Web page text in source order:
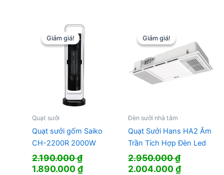
430.000 ₫.
Giảm giá!
Giảm giá!
Quạt sưởi
Quạt sưởi gốm Saiko
CH-2200R 2000W
2.190.000₫
Giá
1.890.000₫Giá
Giảm giá!
Giảm giá!
Đèn sưởi nhà tắm
Quạt Sưởi Hans HA2 Âm
Trần Tích Hợp Đèn Led
2.950.000₫
Giá
2.004.000₫Giá